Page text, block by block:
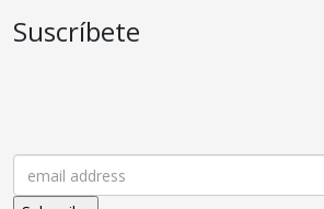
Suscríbete